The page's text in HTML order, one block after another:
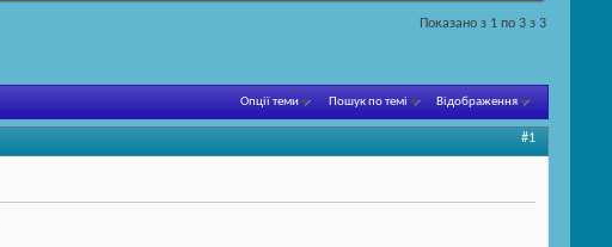
Показано з 1 по 3 з 3
Опції теми Пошук по темі Відображення
#1